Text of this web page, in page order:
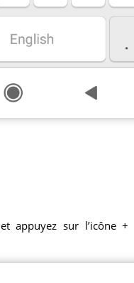
et appuyez sur l’icône +